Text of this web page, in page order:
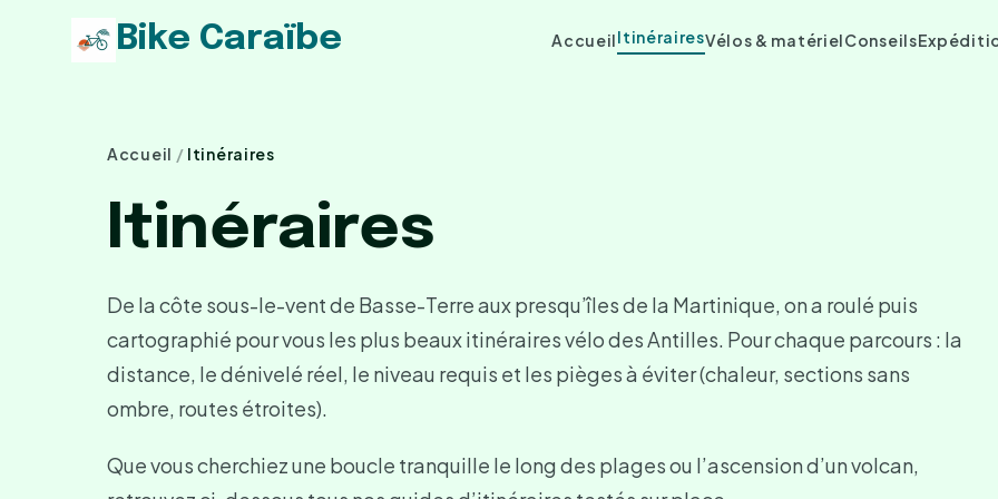
Bike Caraïbe AccueilItinérairesVélos & matérielConseils
Accueil / Itinéraires
Itinéraires
De la côte sous-le-vent de Basse-Terre aux presqu’îles de la Martinique, on a roulé puis
cartographié pour vous les plus beaux itinéraires vélo des Antilles. Pour chaque parcours : la
distance, le dénivelé réel, le niveau requis et les pièges à éviter (chaleur, sections sans
ombre, routes étroites).
Que vous cherchiez une boucle tranquille le long des plages ou l’ascension d’un volcan,